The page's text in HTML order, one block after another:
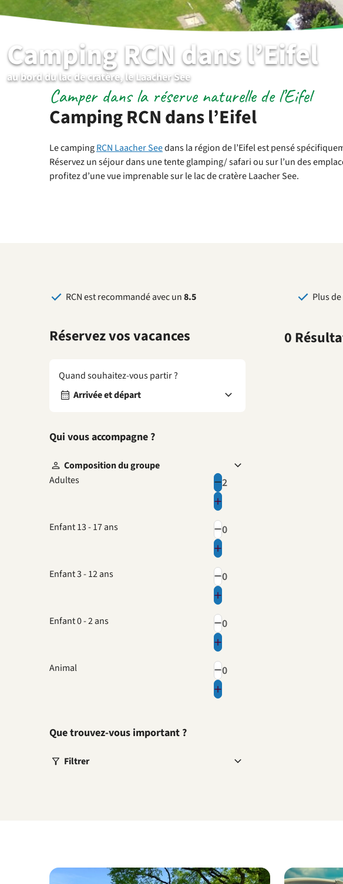
Camping RCN dans l’Eifel
au bord du lac de cratère, le Laacher See
Camping RCN dans l’Eifel
Camper dans la réserve naturelle de l’Eifel
Le campingRCN Laacher Seedans la région de l’Eifel est pensé
Réservez un séjour dans une tente glamping/ safari ou sur l’un des
profitez d’une vue imprenable sur le lac de cratère Laacher See.
RCN est recommandé avec un8.5 Plus de
Réservez vos vacances
Quand souhaitez-vous partir ?
Arrivée et départ
Qui vous accompagne ?
Composition du groupe
Adultes
Enfant 13 - 17 ans
Enfant 3 - 12 ans
Enfant 0 - 2 ans
Animal
Que trouvez-vous important ?
Filtrer
0